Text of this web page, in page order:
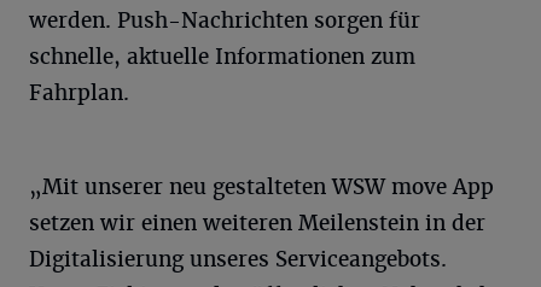
werden. Push-Nachrichten sorgen für
schnelle, aktuelle Informationen zum
Fahrplan.
„Mit unserer neu gestalteten WSW move App
setzen wir einen weiteren Meilenstein in der
Digitalisierung unseres Serviceangebots.